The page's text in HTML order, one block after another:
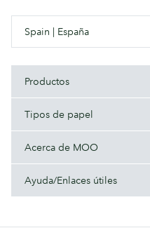
Spain | España
Productos
Tipos de papel
Acerca de MOO
Ayuda/Enlaces útiles